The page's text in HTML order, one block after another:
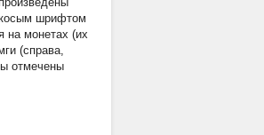
косым шрифтом
на монетах (их
(справа,
отмечены